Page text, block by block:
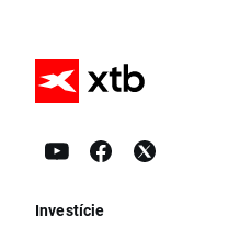
Investície